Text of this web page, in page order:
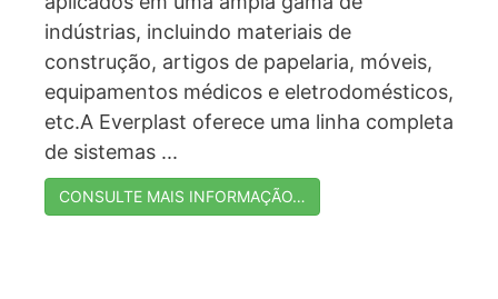
indústrias, incluindo materiais de
construção, artigos de papelaria, móveis,
equipamentos médicos e eletrodomésticos,
etc.A Everplast oferece uma linha completa
de sistemas ...
CONSULTE MAIS INFORMAÇÃO…